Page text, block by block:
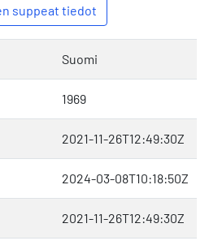
suppeat tiedot
Suomi
1969
2021-11-26T12:49:30Z
2024-03-08T10:18:50Z
2021-11-26T12:49:30Z